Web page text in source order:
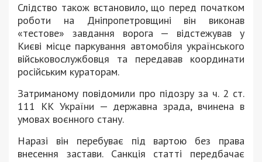
Слідство також встановило, що перед початком
роботи на Дніпропетровщині він виконав
«тестове» завдання ворога — відстежував у
Києві місце паркування автомобіля українського
військовослужбовця та передавав координати
російським кураторам.
Затриманому повідомили про підозру за ч. 2 ст.
111 КК України — державна зрада, вчинена в
умовах воєнного стану.
Наразі він перебуває під вартою без права
внесення застави. Санкція статті передбачає